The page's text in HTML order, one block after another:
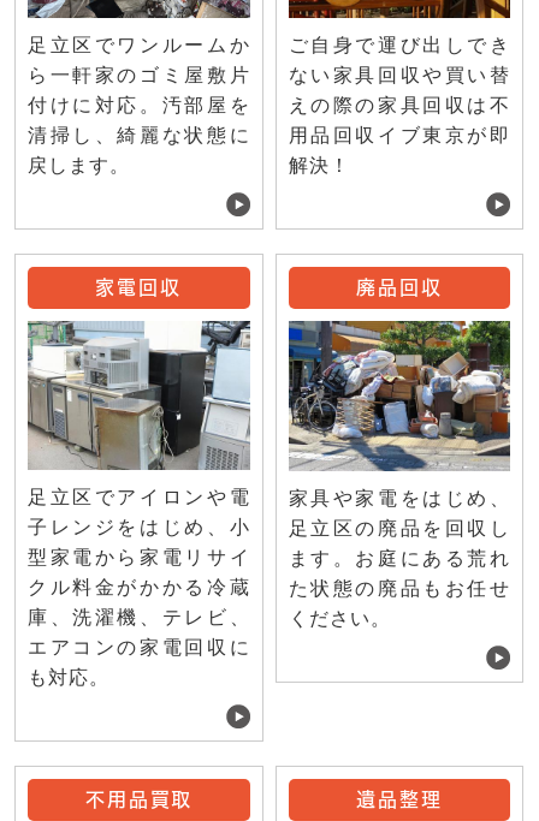
足立区でワンルームか
ら一軒家のゴミ屋敷片
付けに対応。汚部屋を
清掃し、綺麗な状態に
戻します。
ご自身で運び出しでき
ない家具回収や買い替
えの際の家具回収は不
用品回収イブ東京が即
解決！
家電回収
足立区でアイロンや電
子レンジをはじめ、小
型家電から家電リサイ
クル料金がかかる冷蔵
庫、洗濯機、テレビ、
エアコンの家電回収に
も対応。
廃品回収
家具や家電をはじめ、
足立区の廃品を回収し
ます。お庭にある荒れ
た状態の廃品もお任せ
ください。
不用品買取 遺品整理